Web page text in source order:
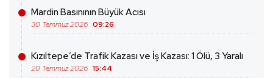
Mardin Basınının Büyük Acısı
30 Temmuz 2026 09:26
Kızıltepe’de Trafik Kazası ve İş Kazası: 1 Ölü, 3 Yaralı
20 Temmuz 2026 15:44